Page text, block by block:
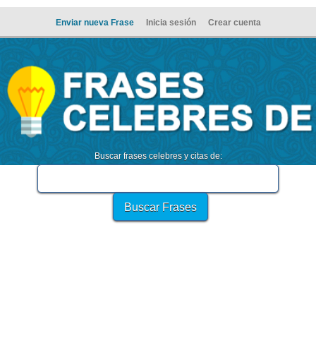
Enviar nueva Frase Inicia sesión Crear cuenta
Buscar frases celebres y citas de: